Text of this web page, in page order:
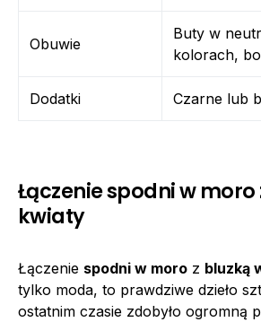
Obuwie
Buty w
kolorach,
Dodatki Czarne lub
Łączenie spodni w moro
kwiaty
Łączenie spodni w moro z bluzką
tylko moda, to prawdziwe dzieło
ostatnim czasie zdobyło ogromną